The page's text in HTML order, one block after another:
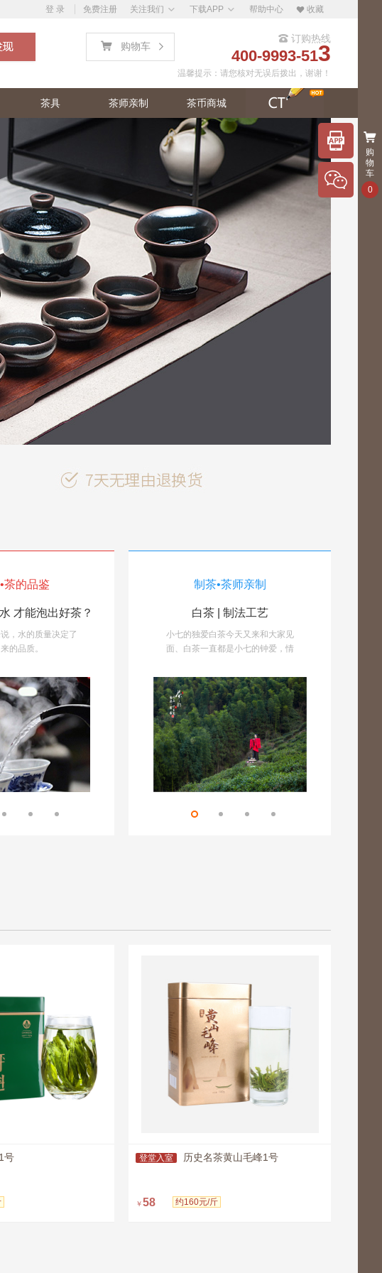
登 录 免费注册 关注我们 下载APP 帮助中心 Ū 收藏
Ȳ 订购热线
400-9993-513
温馨提示：请您核对无误后拨出，谢谢！
ŭ 购物车 
茶具 茶师亲制 茶币商城
煎茶道是怎么回事？带你去小笠原流煎茶道八月茶会！
原流煎茶道
点茶，担任
年。茶会伊
："我一般会
的煎茶道的
六安瓜片：中国最复杂的绿茶。【下】
朱世军说，现在农村的人员结构是
“3860”，“38”指的是妇女，“60”指的
工了。“金寨县有10万人在外打
工。”朱世军说，“即使他们现在回到
了家乡，也不愿意做农活了。他们
已经习惯了城里的热闹，而山区的
寂寞与单调是无法忍受的。
小七说茶：换季入秋，喝这些茶才好
秋，喝这些茶才
快乐茶旅，悠游武夷
有人说：桂林山水甲天下，武夷山
水甲桂林。也有人说：东周出孔
山和武夷。正如他们所说，武夷山
不仅是风景景区，也是文化圣地，
是世界自然与文化双重遗产，也是
国家5A级旅游景点。
茶的品鉴
才能泡出好茶？
，水的质量决定了
的品质。
黑茶的冲泡方法也需要讲究技巧，
心情不同、茶量不同、泡茶时间控
感也不同，通常黑茶的冲泡通用方
法总共有五种，一起来看下吧!
制茶•茶师亲制
白茶 | 制法工艺
小七的独爱白茶今天又来和大家见
面、白茶一直都是小七的钟爱，情
发酵茶,茶叶采摘后，不经过杀青，
只需经过晒青或者小火干燥。白茶
的主要产区在福建福鼎、政和，因
此，福建又被称为中国白茶之乡。
今天，小七就来普及一下几款福建
白茶的特色与制法。
号 登堂入室 历史名茶黄山毛峰1号
￥58 约160元/斤
APP
下载
ŭ
购
物
车
0